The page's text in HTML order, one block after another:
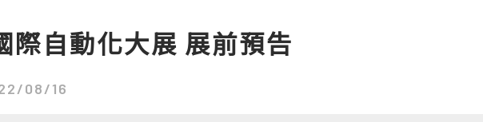
際自動化大展 展前預告
08/16